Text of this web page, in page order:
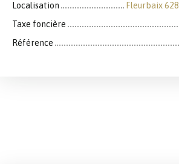
Localisation
Fleurbaix
Taxe foncière
Référence